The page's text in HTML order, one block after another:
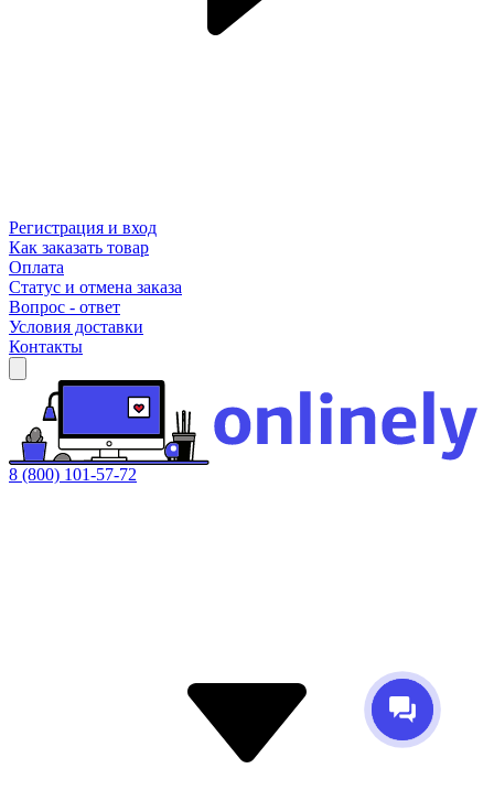
Регистрация и вход
Как заказать товар
Оплата
Статус и отмена заказа
Вопрос - ответ
Условия доставки
Контакты
8 (800) 101-57-72